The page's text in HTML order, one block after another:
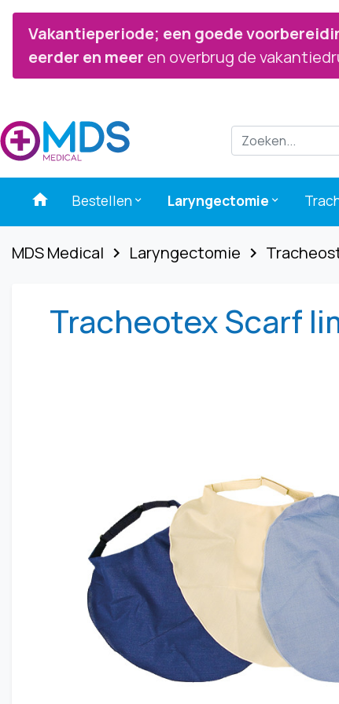
Vakantieperiode; een goede
eerder en meer en overbrug de
home Bestellen keyboard_arrow_down Laryngectomie keyboard_arrow_down
MDS Medical navigate_next Laryngectomie navigate_next
Tracheotex Scarf